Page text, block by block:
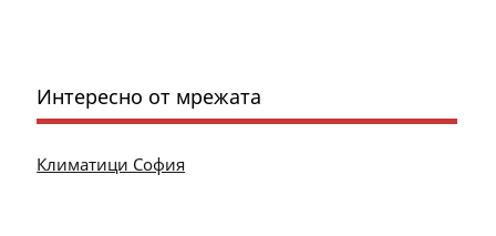
Интересно от мрежата
Климатици София